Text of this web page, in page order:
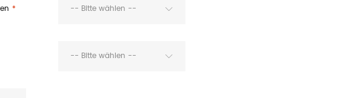
-- Bitte wählen --
-- Bitte wählen --